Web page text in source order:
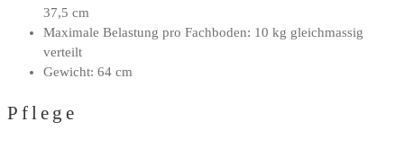
37,5 cm
Maximale Belastung pro Fachboden: 10 kg gleichmassig
verteilt
Gewicht: 64 cm
Pflege